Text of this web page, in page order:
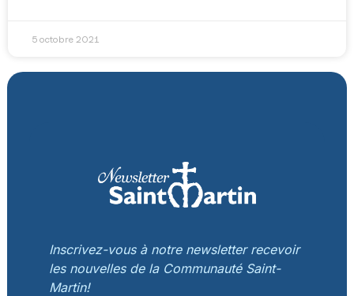
5 octobre 2021
Inscrivez-vous à notre newsletter recevoir
les nouvelles de la Communauté Saint-
Martin!